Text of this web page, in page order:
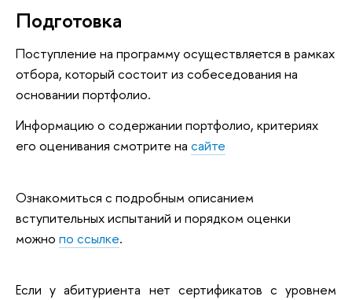
Подготовка
Поступление на программу осуществляется в рамках
отбора, который состоит из собеседования на
основании портфолио.
Информацию о содержании портфолио, критериях
его оценивания смотрите на сайте
Ознакомиться с подробным описанием
вступительных испытаний и порядком оценки
можно по ссылке.
Если у абитуриента нет сертификатов с уровнем